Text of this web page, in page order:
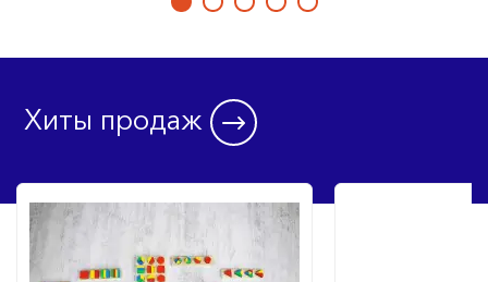
Хиты продаж